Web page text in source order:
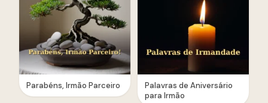
Parabéns, Irmão Parceiro
Palavras de Aniversário
para Irmão